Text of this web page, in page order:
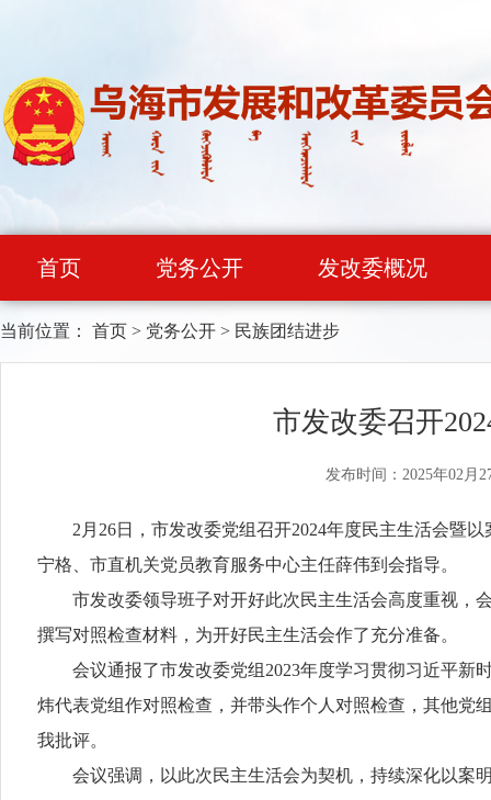
首页 党务公开 发改委概况
当前位置： 首页 > 党务公开 > 民族团结进步
市发改委召开
发布时间：2025年02月
2月26日，市发改委党组召开2024年度民主生活会暨以
宁格、市直机关党员教育服务中心主任薛伟到会指导。
市发改委领导班子对开好此次民主生活会高度重视，会
撰写对照检查材料，为开好民主生活会作了充分准备。
会议通报了市发改委党组2023年度学习贯彻习近平新
炜代表党组作对照检查，并带头作个人对照检查，其他党
我批评。
会议强调，以此次民主生活会为契机，持续深化以案明